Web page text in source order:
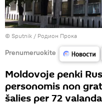
© Sputnik / Родион Прока
Prenumeruokite
Moldovoje penki
personomis non
šalies per 72